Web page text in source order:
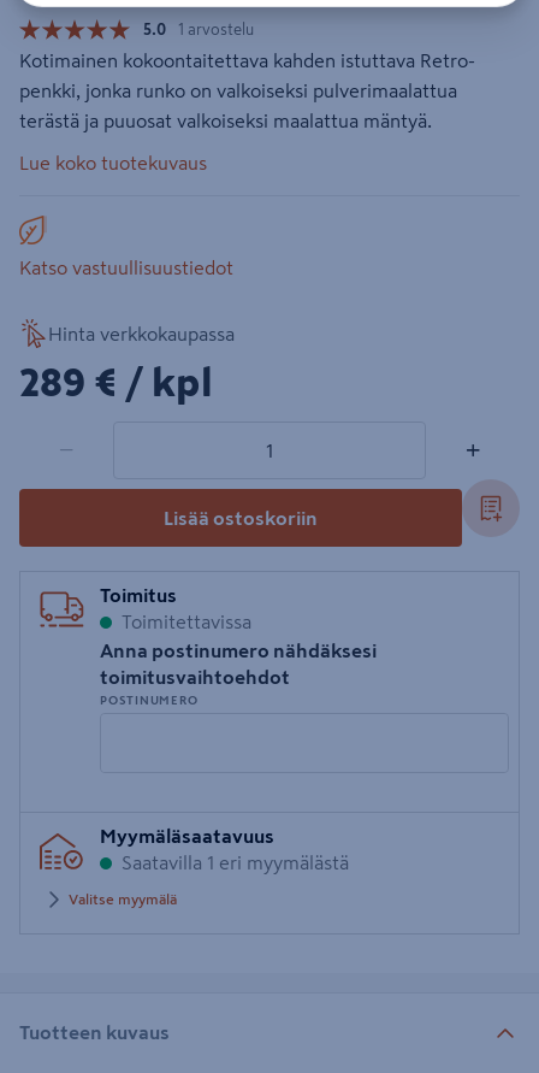
5.0 1 arvostelu
Kotimainen kokoontaitettava kahden istuttava Retro-
penkki, jonka runko on valkoiseksi pulverimaalattua
terästä ja puuosat valkoiseksi maalattua mäntyä.
Lue koko tuotekuvaus
Katso vastuullisuustiedot
Hinta verkkokaupassa
289€/kpl
289 € / kpl
− +
Lisää ostoskoriin
Toimitus
Toimitettavissa
Anna postinumero nähdäksesi
toimitusvaihtoehdot
POSTINUMERO
postinumero
Myymäläsaatavuus
Saatavilla 1 eri myymälästä
Valitse myymälä
Tuotteen kuvaus